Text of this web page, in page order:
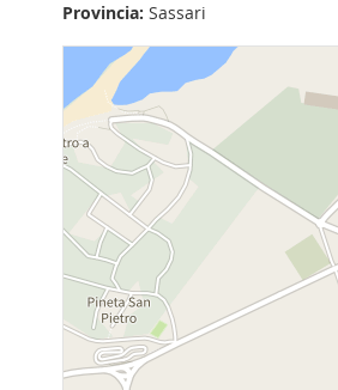
Provincia: Sassari